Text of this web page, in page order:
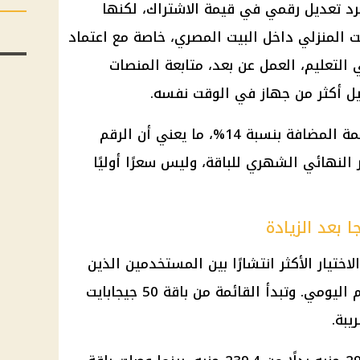
تعديل رقمي في قيمة الاشتراك، لكنها
المنزلي داخل البيت المصري، خاصة مع اعتماد
العمل عن بعد، متابعة المنصات
أكثر من جهاز في الوقت نفسه.
وتشمل الأسعار المعلنة ضريبة القيمة المضافة بنسبة 14%، ما يعني أن الرقم
الشهري للباقة، وليس سعرًا أوليًا
تمثل الاختيار الأكثر انتشارًا بين المستخدمين الذين
يريدون توازنًا بين السعر والاستخدام اليومي. وتبدأ القائمة من باقة 50 جيجابايت